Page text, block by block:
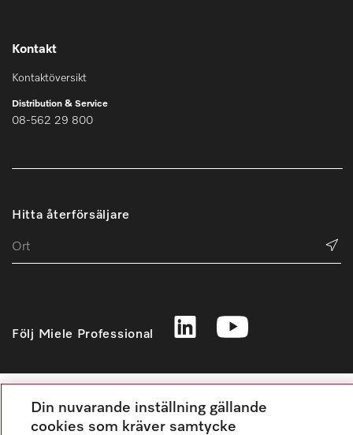
Kontakt
Kontaktöversikt
Distribution & Service
08-562 29 800
Hitta återförsäljare
Följ Miele Professional
Din nuvarande inställning gällande
cookies som kräver samtycke